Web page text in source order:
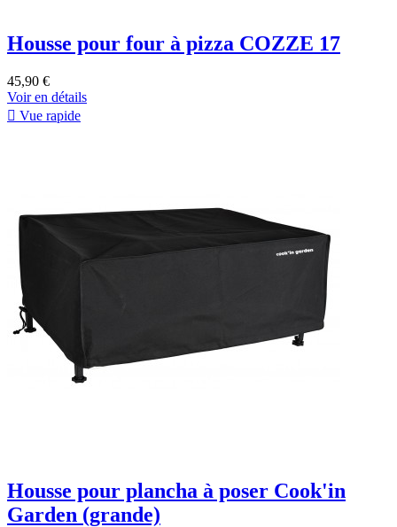
Housse pour four à pizza COZZE 17
45,90 €
Voir en détails
 Vue rapide
Housse pour plancha à poser Cook'in
Garden (grande)